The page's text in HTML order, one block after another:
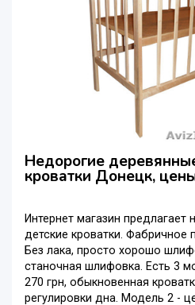
Недорогие
кроватки Донецк,
Интернет магазин предлагает
детские кроватки. Фабричное
Без лака, просто хорошо
станочная шлифовка. Есть 3
270 грн, обыкновенная
регулировки дна. Модель 2 -